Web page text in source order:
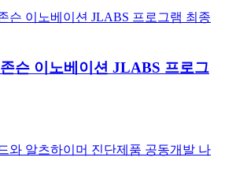
슨 이노베이션 JLABS 프로그